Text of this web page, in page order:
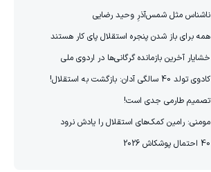
ناشناس مثل شمس‌آذرِ وحید رضایی
همه برای باز شدن پنجره استقلال پای کار هستند
خشایار آخرین بازمانده گرگانی‌ها در اردوی ملی
کادوی تولد 40 سالگی آدان: بازگشت به استقلال!
تصمیم طارمی جدی است!
مومنی: رامین کمک‌های استقلال را یادش نرود
40 احتمال پوشکاش 2026